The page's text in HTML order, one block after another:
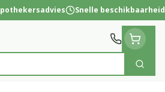
Snelle beschikbaarheid
Zoek